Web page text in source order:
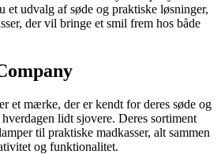
et udvalg af søde og praktiske løsninger,
der vil bringe et smil frem hos både
et mærke, der er kendt for deres søde og
lidt sjovere. Deres sortiment
til praktiske madkasser, alt sammen
og funktionalitet.